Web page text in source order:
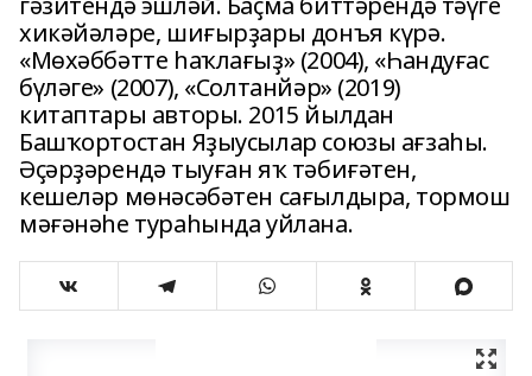
хикәйәләре, шиғырҙары донъя күрә.
«Мөхәббәтте һаҡлағыҙ» (2004), «Һандуғас
бүләге» (2007), «Солтанйәр» (2019)
китаптары авторы. 2015 йылдан
Башҡортостан Яҙыусылар союзы ағзаһы.
Әҫәрҙәрендә тыуған яҡ тәбиғәтен,
кешеләр мөнәсәбәтен сағылдыра, тормош
мәғәнәһе тураһында уйлана.